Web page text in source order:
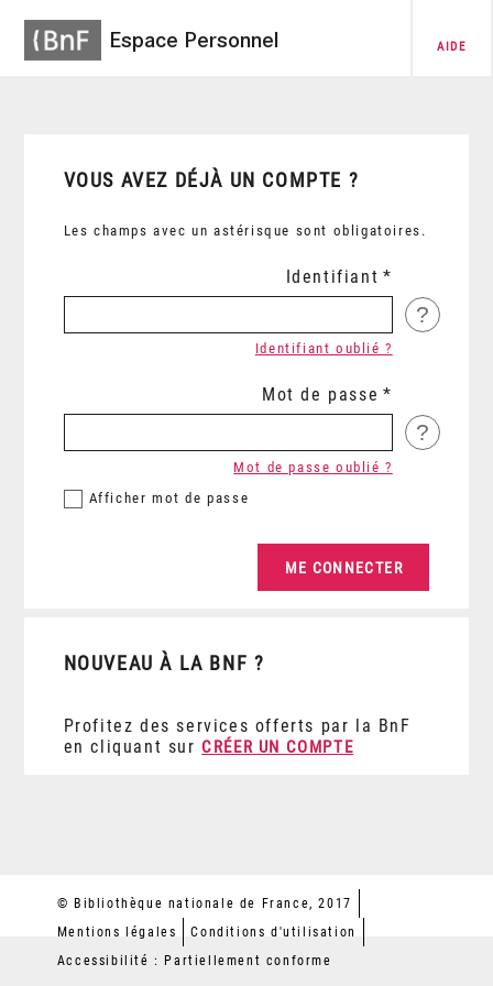
Espace Personnel AIDE
VOUS AVEZ DÉJÀ UN COMPTE ?
Les champs avec un astérisque sont obligatoires.
Identifiant
?
Identifiant oublié ?
Mot de passe
?
Afficher mot de passe
Mot de passe oublié ?
NOUVEAU À LA BNF ?
Profitez des services offerts par la BnF
en cliquant sur CRÉER UN COMPTE
© Bibliothèque nationale de France, 2017
Mentions légales
Conditions d'utilisation
Accessibilité : Partiellement conforme